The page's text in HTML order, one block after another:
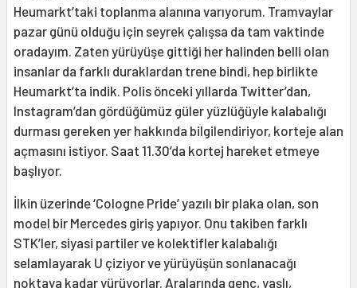
Heumarkt’taki toplanma alanına varıyorum. Tramvaylar
pazar günü olduğu için seyrek çalışsa da tam vaktinde
oradayım. Zaten yürüyüşe gittiği her halinden belli olan
insanlar da farklı duraklardan trene bindi, hep birlikte
Heumarkt’ta indik. Polis önceki yıllarda Twitter’dan,
Instagram’dan gördüğümüz güler yüzlüğüyle kalabalığı
durması gereken yer hakkında bilgilendiriyor, korteje alan
açmasını istiyor. Saat 11.30’da kortej hareket etmeye
başlıyor.
İlkin üzerinde ‘Cologne Pride’ yazılı bir plaka olan, son
model bir Mercedes giriş yapıyor. Onu takiben farklı
STK’ler, siyasi partiler ve kolektifler kalabalığı
selamlayarak U çiziyor ve yürüyüşün sonlanacağı
noktaya kadar yürüyorlar. Aralarında genç, yaşlı,